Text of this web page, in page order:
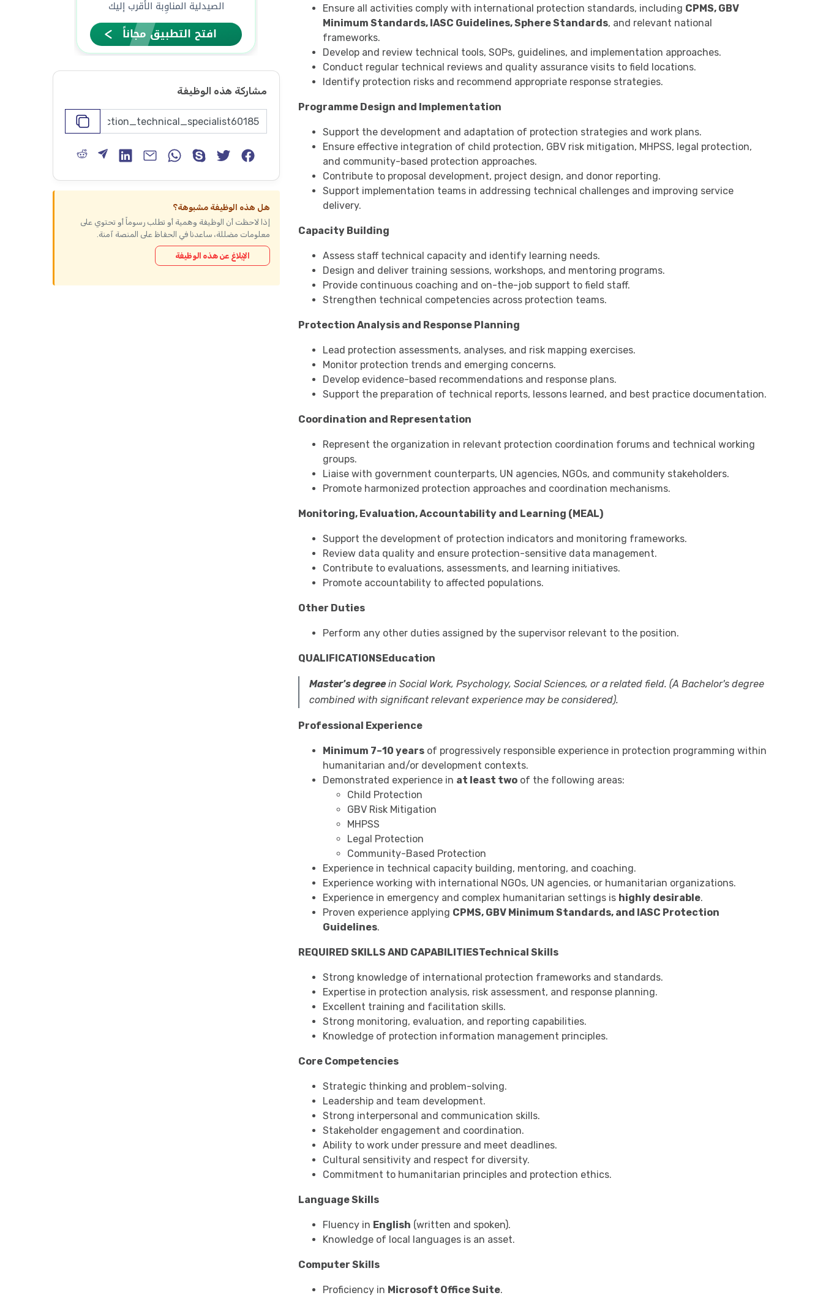
Ensure all activities comply with international protection standards, including CPMS, GBV
Minimum Standards, IASC Guidelines, Sphere Standards, and relevant national
frameworks.
Develop and review technical tools, SOPs, guidelines, and implementation approaches.
Conduct regular technical reviews and quality assurance visits to field locations.
Identify protection risks and recommend appropriate response strategies.
Programme Design and Implementation
Support the development and adaptation of protection strategies and work plans.
Ensure effective integration of child protection, GBV risk mitigation, MHPSS, legal protection,
and community-based protection approaches.
Contribute to proposal development, project design, and donor reporting.
Support implementation teams in addressing technical challenges and improving service
delivery.
Capacity Building
Assess staff technical capacity and identify learning needs.
Design and deliver training sessions, workshops, and mentoring programs.
Provide continuous coaching and on-the-job support to field staff.
Strengthen technical competencies across protection teams.
Protection Analysis and Response Planning
Lead protection assessments, analyses, and risk mapping exercises.
Monitor protection trends and emerging concerns.
Develop evidence-based recommendations and response plans.
Support the preparation of technical reports, lessons learned, and best practice documentation.
Coordination and Representation
Represent the organization in relevant protection coordination forums and technical working
groups.
Liaise with government counterparts, UN agencies, NGOs, and community stakeholders.
Promote harmonized protection approaches and coordination mechanisms.
Monitoring, Evaluation, Accountability and Learning (MEAL)
Support the development of protection indicators and monitoring frameworks.
Review data quality and ensure protection-sensitive data management.
Contribute to evaluations, assessments, and learning initiatives.
Promote accountability to affected populations.
Other Duties
Perform any other duties assigned by the supervisor relevant to the position.
QUALIFICATIONSEducation
Master's degreein Social Work, Psychology, Social Sciences, or a related field. (A Bachelor's degree
combined with significant relevant experience may be considered).
Professional Experience
Minimum 7–10 yearsof progressively responsible experience in protection programming within
humanitarian and/or development contexts.
Demonstrated experience in at least twoof the following areas:
Child Protection
GBV Risk Mitigation
MHPSS
Legal Protection
Community-Based Protection
Experience in technical capacity building, mentoring, and coaching.
Experience working with international NGOs, UN agencies, or humanitarian organizations.
Experience in emergency and complex humanitarian settings is highly desirable.
Proven experience applying CPMS, GBV Minimum Standards, and IASC Protection
Guidelines.
REQUIRED SKILLS AND CAPABILITIESTechnical Skills
Strong knowledge of international protection frameworks and standards.
Expertise in protection analysis, risk assessment, and response planning.
Excellent training and facilitation skills.
Strong monitoring, evaluation, and reporting capabilities.
Knowledge of protection information management principles.
Core Competencies
Strategic thinking and problem-solving.
Leadership and team development.
Strong interpersonal and communication skills.
Stakeholder engagement and coordination.
Ability to work under pressure and meet deadlines.
Cultural sensitivity and respect for diversity.
Commitment to humanitarian principles and protection ethics.
Language Skills
Fluency in English (written and spoken).
Knowledge of local languages is an asset.
Computer Skills
Proficiency in Microsoft Office Suite.
مشاركة هذه الوظيفة
هل هذه الوظيفة مشبوهة؟
إذا لاحظت أن الوظيفة وهمية أو تطلب رسوماً أو تحتوي على
معلومات مضللة، ساعدنا في الحفاظ على المنصة آمنة.
الإبلاغ عن هذه الوظيفة